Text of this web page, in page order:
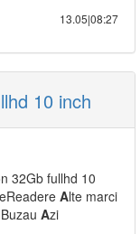
13.05|08:27
10 inch
32Gb fullhd 10
Alte marci
Azi